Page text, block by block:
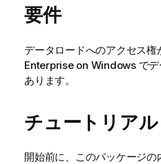
要件
データロードへのアクセス権
Enterprise on Windowsでデ
あります。
チュートリア
開始前に、このパッケージ